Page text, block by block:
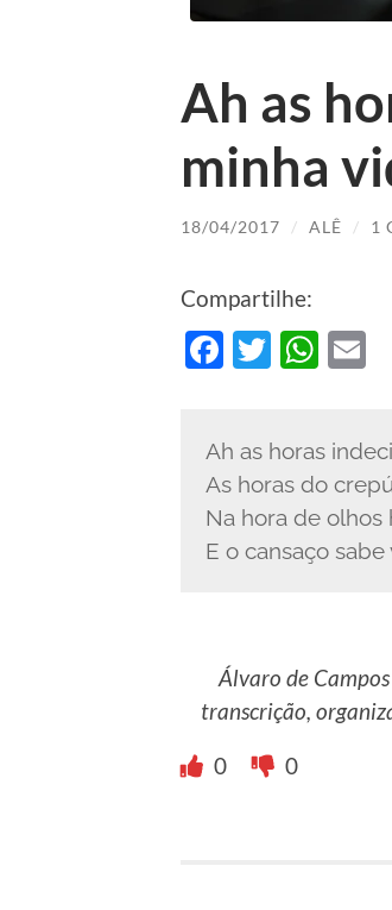
Ah as
minha
18/04/2017 / ALÊ / 1
Compartilhe:
Facebook
Twitter
Ah as horas
As horas do
Na hora de olhos
E o cansaço
Álvaro de
transcrição,
0
0